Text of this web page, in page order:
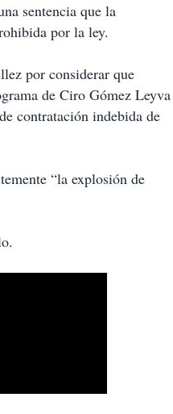
sentencia que la
por la ley.
por considerar que
de Ciro Gómez Leyva
contratación indebida de
“la explosión de